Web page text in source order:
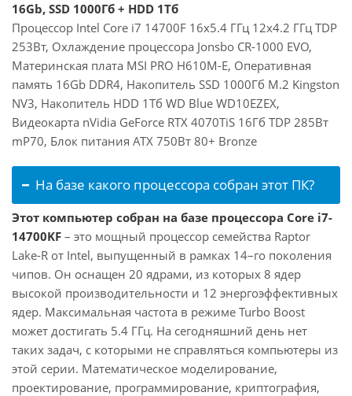
16Gb, SSD 1000Гб + HDD 1Тб
Процессор Intel Core i7 14700F 16x5.4 ГГц 12x4.2 ГГц TDP
253Вт, Охлаждение процессора Jonsbo CR-1000 EVO,
Материнская плата MSI PRO H610M-E, Оперативная
память 16Gb DDR4, Накопитель SSD 1000Гб M.2 Kingston
NV3, Накопитель HDD 1Тб WD Blue WD10EZEX,
Видеокарта nVidia GeForce RTX 4070TiS 16Гб TDP 285Вт
mP70, Блок питания ATX 750Вт 80+ Bronze
На базе какого процессора собран этот ПК?
Этот компьютер собран на базе процессора Core i7-
14700KF – это мощный процессор семейства Raptor
Lake-R от Intel, выпущенный в рамках 14–го поколения
чипов. Он оснащен 20 ядрами, из которых 8 ядер
высокой производительности и 12 энергоэффективных
ядер. Максимальная частота в режиме Turbo Boost
может достигать 5.4 ГГц. На сегодняшний день нет
таких задач, с которыми не справляться компьютеры из
этой серии. Математическое моделирование,
проектирование, программирование, криптография,